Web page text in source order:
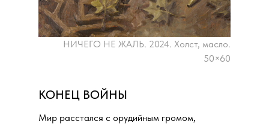
КОНЕЦ ВОЙНЫ
Мир расстался с орудийным громом,
НИЧЕГО НЕ ЖАЛЬ. 2024. Холст, масло.
50×60